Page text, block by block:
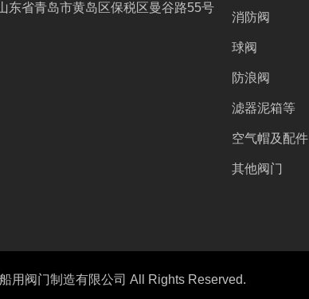
东省青岛市黄岛区保税区曼谷路55号
消防阀
球阀
防浪阀
滤器泥箱等
空气帽及配件
其他阀门
用阀门制造有限公司 All Rights Reserved.